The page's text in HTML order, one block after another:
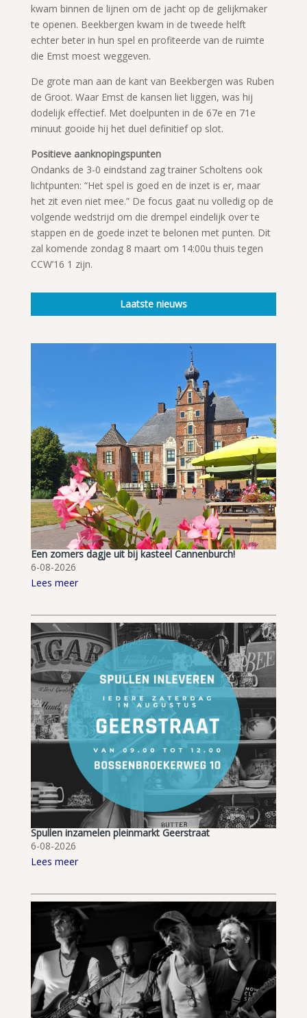
kwam binnen de lijnen om de jacht op de gelijkmaker
te openen. Beekbergen kwam in de tweede helft
echter beter in hun spel en profiteerde van de ruimte
die Emst moest weggeven.
De grote man aan de kant van Beekbergen was Ruben
de Groot. Waar Emst de kansen liet liggen, was hij
dodelijk effectief. Met doelpunten in de 67e en 71e
minuut gooide hij het duel definitief op slot.
Positieve aanknopingspunten
Ondanks de 3-0 eindstand zag trainer Scholtens ook
lichtpunten: “Het spel is goed en de inzet is er, maar
het zit even niet mee.” De focus gaat nu volledig op de
volgende wedstrijd om die drempel eindelijk over te
stappen en de goede inzet te belonen met punten. Dit
zal komende zondag 8 maart om 14:00u thuis tegen
CCW’16 1 zijn.
Laatste nieuws
Een zomers dagje uit bij kasteel Cannenburch!
6-08-2026
Lees meer
Spullen inzamelen pleinmarkt Geerstraat
6-08-2026
Lees meer